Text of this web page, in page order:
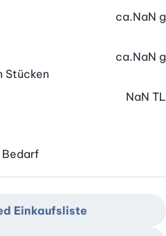
ca.NaN g
Stücken
ca.NaN g
NaN TL
Bedarf
Einkaufsliste